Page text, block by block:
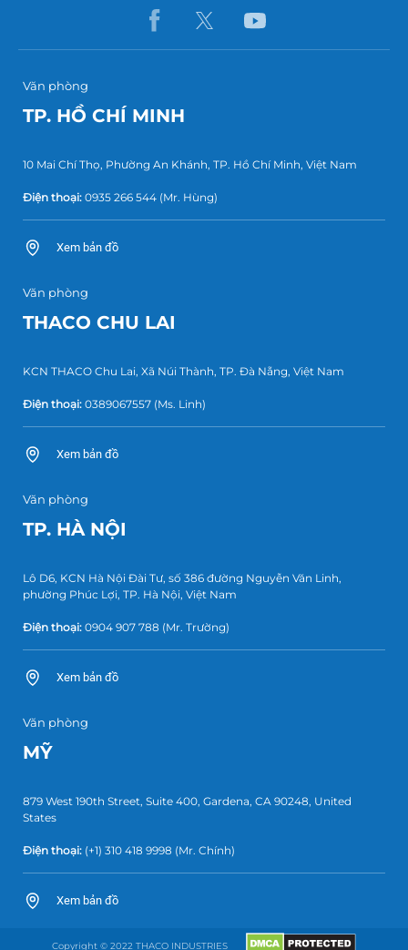
Văn phòng
TP. HỒ CHÍ MINH
10 Mai Chí Thọ, Phường An Khánh, TP. Hồ Chí Minh, Việt Nam
Điện thoại: 0935 266 544 (Mr. Hùng)
Xem bản đồ
Văn phòng
THACO CHU LAI
KCN THACO Chu Lai, Xã Núi Thành, TP. Đà Nẵng, Việt Nam
Điện thoại: 0389067557 (Ms. Linh)
Xem bản đồ
Văn phòng
TP. HÀ NỘI
Lô D6, KCN Hà Nội Đài Tư, số 386 đường Nguyễn Văn Linh,
phường Phúc Lợi, TP. Hà Nội, Việt Nam
Điện thoại: 0904 907 788 (Mr. Trường)
Xem bản đồ
Văn phòng
MỸ
879 West 190th Street, Suite 400, Gardena, CA 90248, United
States
Điện thoại: (+1) 310 418 9998 (Mr. Chính)
Xem bản đồ
Copyright © 2022 THACO INDUSTRIES